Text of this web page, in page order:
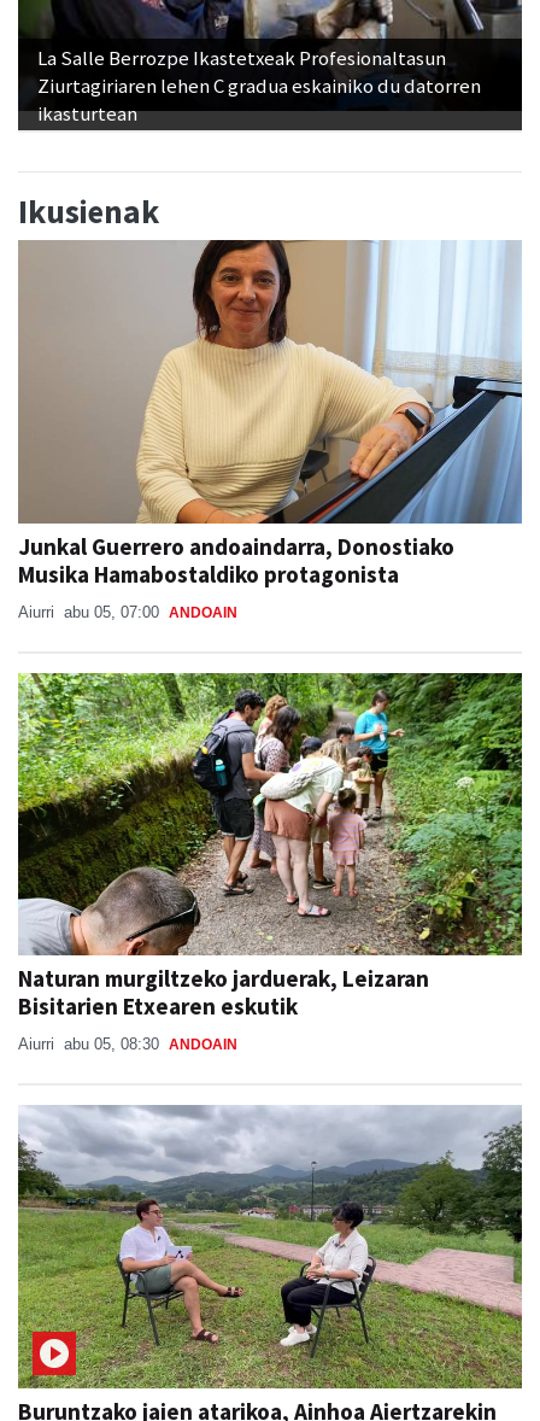
La Salle Berrozpe Ikastetxeak Profesionaltasun
Ziurtagiriaren lehen C gradua eskainiko du datorren
ikasturtean
Ikusienak
Junkal Guerrero andoaindarra, Donostiako
Musika Hamabostaldiko protagonista
Aiurri abu 05, 07:00 ANDOAIN
Naturan murgiltzeko jarduerak, Leizaran
Bisitarien Etxearen eskutik
Aiurri abu 05, 08:30 ANDOAIN
Buruntzako jaien atarikoa, Ainhoa Aiertzarekin